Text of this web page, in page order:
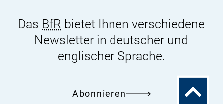
Das BfR bietet Ihnen verschiedene
Newsletter in deutscher und
englischer Sprache.
Abonnieren
Zum